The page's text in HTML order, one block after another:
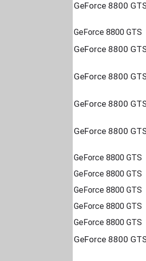
GeForce 8800
GeForce 8800 GTS
GeForce 8800
GeForce 8800
GeForce 8800
GeForce 8800
GeForce 8800 GTS
GeForce 8800 GTS
GeForce 8800 GTS
GeForce 8800 GTS
GeForce 8800 GTS
GeForce 8800